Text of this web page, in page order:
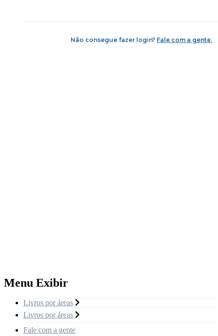
Não consegue fazer login? Fale com a gente.
Menu Exibir
Livros por áreas
Livros por áreas
Fale com a gente